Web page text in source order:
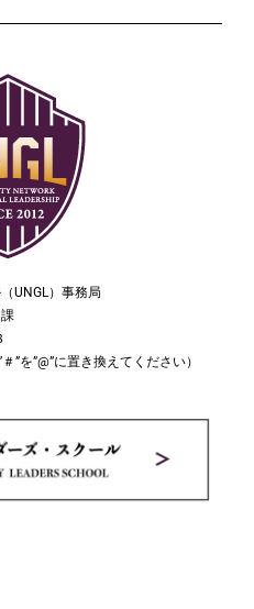
UNGL）事務局
＃”を”@”に置き換えてください）